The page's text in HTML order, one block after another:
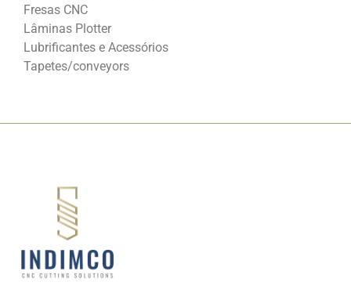
Fresas CNC
Lâminas Plotter
Lubrificantes e Acessórios
Tapetes/conveyors